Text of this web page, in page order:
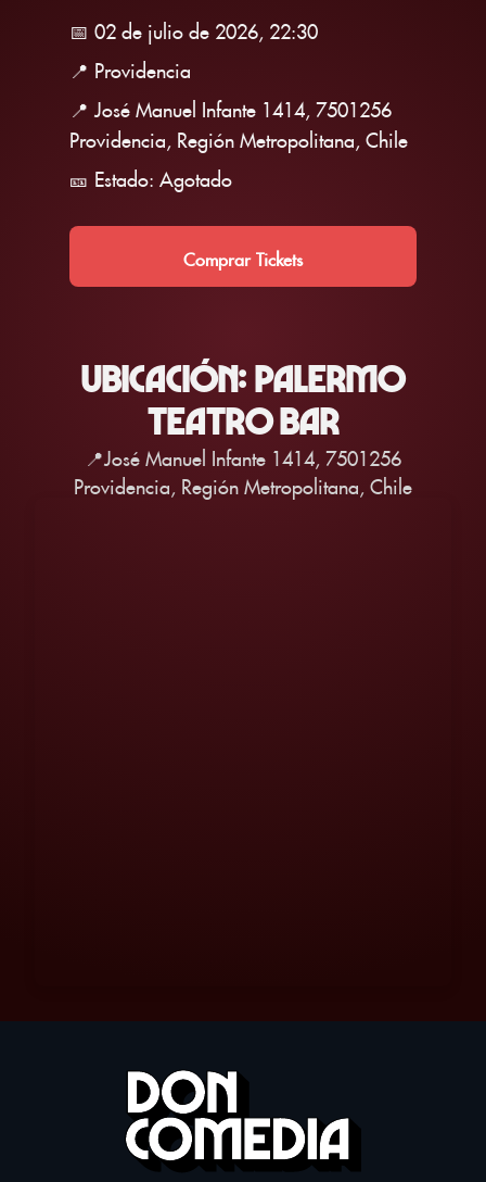
📅 02 de julio de 2026, 22:30
📍 Providencia
📍 José Manuel Infante 1414, 7501256
Providencia, Región Metropolitana, Chile
🎫 Estado: Agotado
Comprar Tickets
UBICACIÓN: PALERMO
TEATRO BAR
📍José Manuel Infante 1414, 7501256
Providencia, Región Metropolitana, Chile